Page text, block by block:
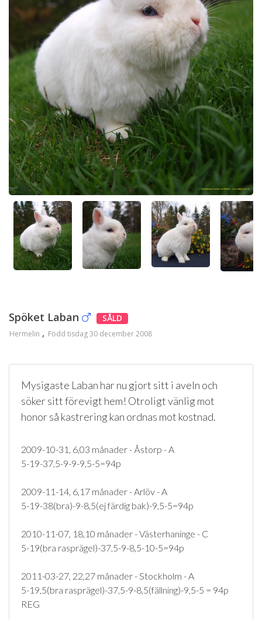
Spöket Laban SÅLD
Hermelin Född tisdag 30 december 2008
Mysigaste Laban har nu gjort sitt i aveln och
söker sitt förevigt hem! Otroligt vänlig mot
honor så kastrering kan ordnas mot kostnad.
2009-10-31, 6,03 månader - Åstorp - A
5-19-37,5-9-9-9,5-5=94p
2009-11-14, 6,17 månader - Arlöv - A
5-19-38(bra)-9-8,5(ej färdig bak)-9,5-5=94p
2010-11-07, 18,10 månader - Västerhaninge - C
5-19(bra rasprägel)-37,5-9-8,5-10-5=94p
2011-03-27, 22,27 månader - Stockholm - A
5-19,5(bra rasprägel)-37,5-9-8,5(fällning)-9,5-5 = 94p
REG